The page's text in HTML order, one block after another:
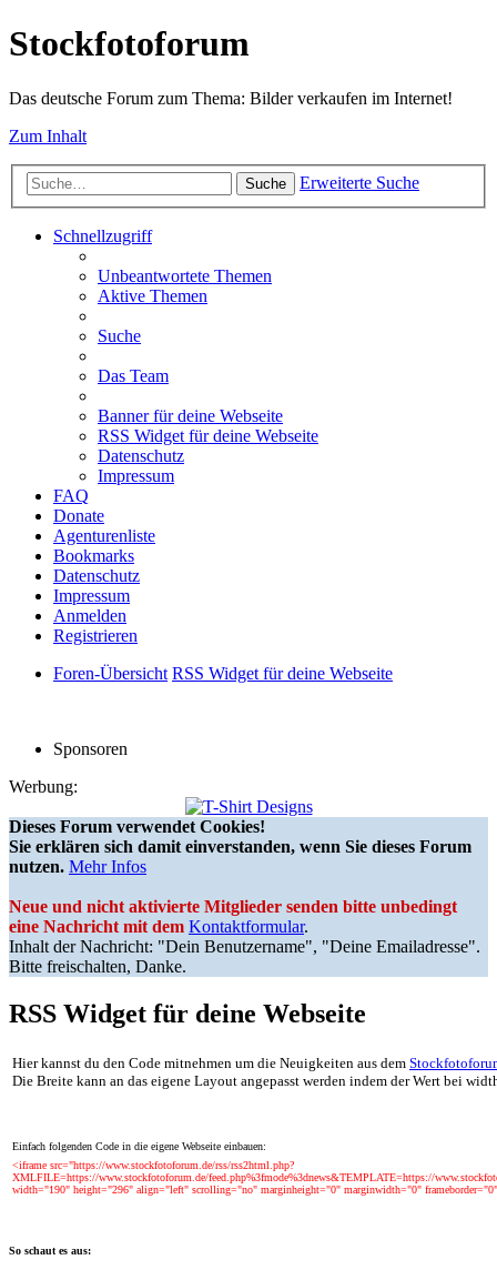
Stockfotoforum
Das deutsche Forum zum Thema: Bilder verkaufen im Internet!
Zum Inhalt
Suche Erweiterte Suche
Schnellzugriff
Unbeantwortete Themen
Aktive Themen
Suche
Das Team
Banner für deine Webseite
RSS Widget für deine Webseite
Datenschutz
Impressum
FAQ
Donate
Agenturenliste
Bookmarks
Datenschutz
Impressum
Anmelden
Registrieren
Foren-Übersicht RSS Widget für deine Webseite
Sponsoren
Werbung:
Dieses Forum verwendet Cookies!
Sie erklären sich damit einverstanden, wenn Sie dieses Forum
nutzen. Mehr Infos
Neue und nicht aktivierte Mitglieder senden bitte unbedingt
eine Nachricht mit dem Kontaktformular.
Inhalt der Nachricht: "Dein Benutzername", "Deine Emailadresse".
Bitte freischalten, Danke.
RSS Widget für deine Webseite
Hier kannst du den Code mitnehmen um die Neuigkeiten aus dem
Die Breite kann an das eigene Layout angepasst werden indem der Wert bei
Einfach folgenden Code in die eigene Webseite einbauen:
<iframe src="https://www.stockfotoforum.de/rss/rss2html.php?
XMLFILE=https://www.stockfotoforum.de/feed.php%3fmode%3dnews&TEMPLATE=https://
width="190" height="296" align="left" scrolling="no" marginheight="0" marginwidth="0"
So schaut es aus: